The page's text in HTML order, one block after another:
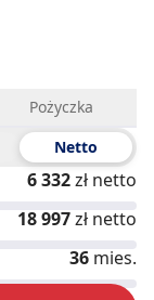
Pożyczka
Netto
6 332zł netto
18 997zł netto
36 mies.